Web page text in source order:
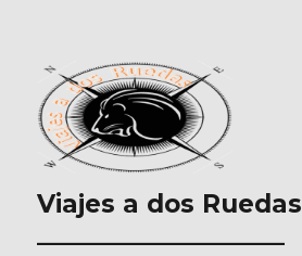
Viajes a dos Ruedas
___________________